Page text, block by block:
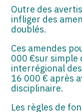
Outre des
infliger des
doublés.
Ces amendes
000 €sur simple
interrégional
16 000 € après
disciplinaire.
Les règles de